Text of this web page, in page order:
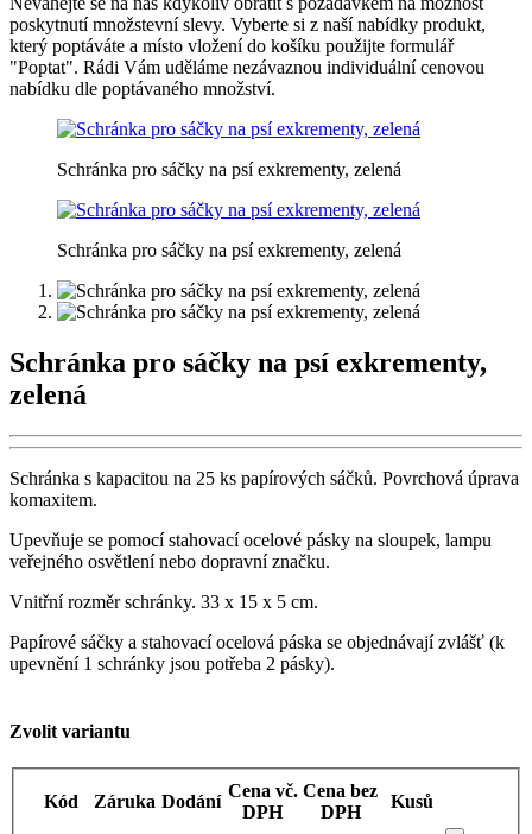
poskytnutí množstevní slevy. Vyberte si z naší nabídky produkt,
který poptáváte a místo vložení do košíku použijte formulář
"Poptat". Rádi Vám uděláme nezávaznou individuální cenovou
nabídku dle poptávaného množství.
Schránka pro sáčky na psí exkrementy, zelená
Schránka pro sáčky na psí exkrementy, zelená
Schránka pro sáčky na psí exkrementy,
zelená
Schránka s kapacitou na 25 ks papírových sáčků. Povrchová úprava
komaxitem.
Upevňuje se pomocí stahovací ocelové pásky na sloupek, lampu
veřejného osvětlení nebo dopravní značku.
Vnitřní rozměr schránky. 33 x 15 x 5 cm.
Papírové sáčky a stahovací ocelová páska se objednávají zvlášť (k
upevnění 1 schránky jsou potřeba 2 pásky).
Zvolit variantu
Kód Záruka Dodání
Cena vč.
DPH
Cena bez
DPH
Kusů